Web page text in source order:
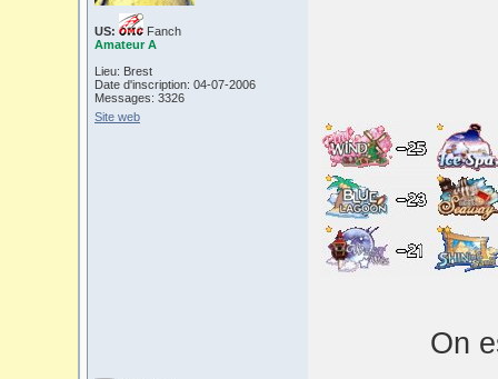
US:
Fanch
Amateur A
Lieu: Brest
Date d'inscription: 04-07-2006
Messages: 3326
Site web
On